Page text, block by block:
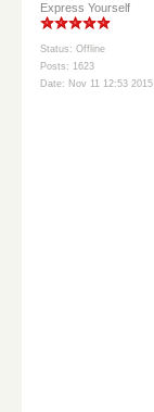
Express Yourself
Status: Offline
Posts: 1623
Date: Nov 11 12:53 2015